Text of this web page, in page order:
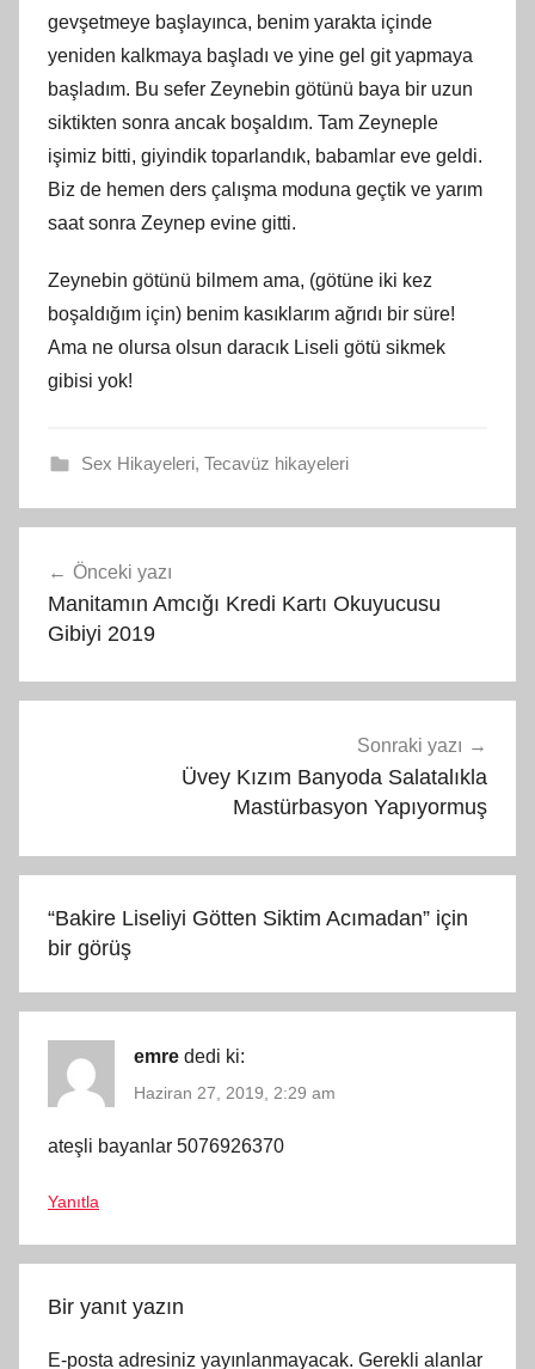
gevşetmeye başlayınca, benim yarakta içinde
yeniden kalkmaya başladı ve yine gel git yapmaya
başladım. Bu sefer Zeynebin götünü baya bir uzun
siktikten sonra ancak boşaldım. Tam Zeyneple
işimiz bitti, giyindik toparlandık, babamlar eve geldi.
Biz de hemen ders çalışma moduna geçtik ve yarım
saat sonra Zeynep evine gitti.
Zeynebin götünü bilmem ama, (götüne iki kez
boşaldığım için) benim kasıklarım ağrıdı bir süre!
Ama ne olursa olsun daracık Liseli götü sikmek
gibisi yok!
Sex Hikayeleri, Tecavüz hikayeleri
gezinmesi
Önceki yazı
Manitamın Amcığı Kredi Kartı Okuyucusu
Gibiyi 2019
Sonraki yazı
Üvey Kızım Banyoda Salatalıkla
Mastürbasyon Yapıyormuş
“Bakire Liseliyi Götten Siktim Acımadan” için
bir görüş
emre dedi ki:
Haziran 27, 2019, 2:29 am
ateşli bayanlar 5076926370
Yanıtla
Bir yanıt yazın
E-posta adresiniz yayınlanmayacak. Gerekli alanlar